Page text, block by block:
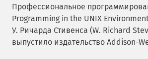
Профессиональное
Programming in the UNIX
У. Ричарда Стивенса (W. Richard
выпустило издательство Addison-